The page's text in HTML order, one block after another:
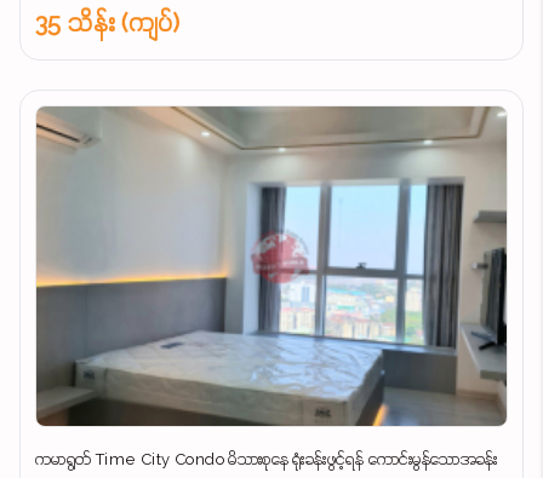
35 သိန်း (ကျပ်)
ကမာရွတ် Time City Condo မိသားစုနေ ရုံးခန်းဖွင့်ရန် ကောင်းမွန်သောအခန်း